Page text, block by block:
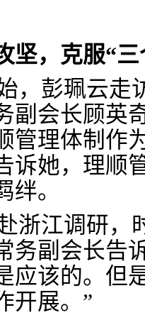
坚，克服“
，彭珮云走
副会长顾英
管理体制作
诉她，理顺
绊。
浙江调研，
务副会长告
应该的。但
开展。”